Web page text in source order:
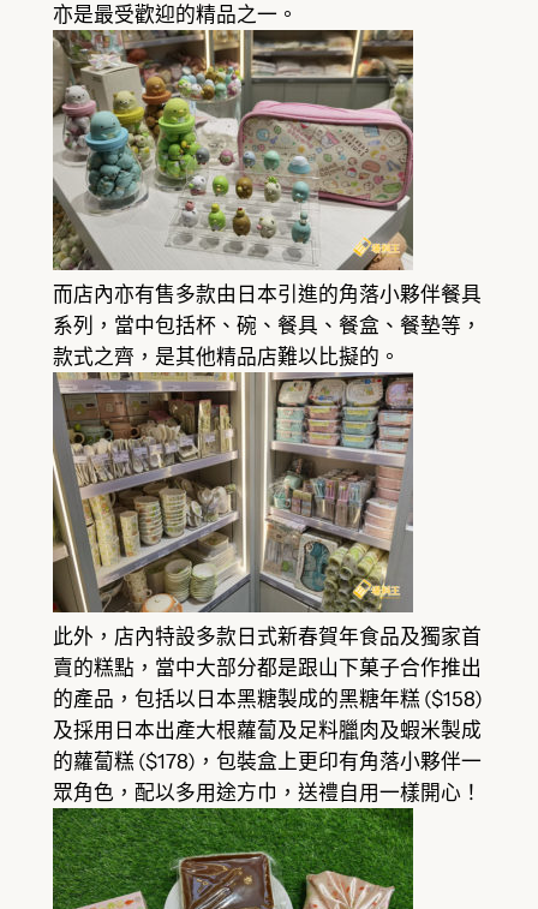
亦是最受歡迎的精品之一。
而店內亦有售多款由日本引進的角落小夥伴餐具
系列，當中包括杯、碗、餐具、餐盒、餐墊等，
款式之齊，是其他精品店難以比擬的。
此外，店內特設多款日式新春賀年食品及獨家首
賣的糕點，當中大部分都是跟山下菓子合作推出
的產品，包括以日本黑糖製成的黑糖年糕 ($158)
及採用日本出產大根蘿蔔及足料臘肉及蝦米製成
的蘿蔔糕 ($178)，包裝盒上更印有角落小夥伴一
眾角色，配以多用途方巾，送禮自用一樣開心！